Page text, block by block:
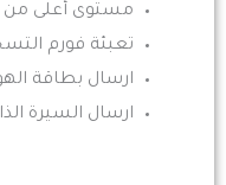
مستوى أعلى من
تعبئة فورم
ارسال بطاقة
ارسال السيرة